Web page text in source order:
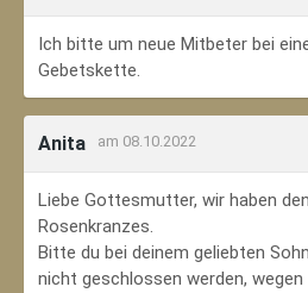
Ich bitte um neue Mitbeter bei
Gebetskette.
Anita am 08.10.2022
Liebe Gottesmutter, wir haben
Rosenkranzes.
Bitte du bei deinem geliebten
nicht geschlossen werden, wegen